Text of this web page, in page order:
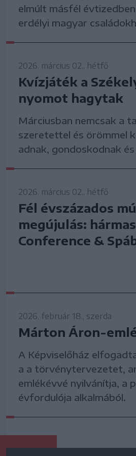
elmúlt másfél
erdélyi magyar
2026. március 02., hétfő
Kvízjáték a
nyomot hagytak
Márciusban nemcsak a
szeretettel és örömmel
adnak, gondoskodnak
2026. március 02., hétfő
Fél évszázados
megújulás:
Conference &
2026. február 18., szerda
Márton Áron-
A Képviselőház
a a törvénytervezetet,
emlékévvé nyilvánítja, a
évfordulója alkalmából.